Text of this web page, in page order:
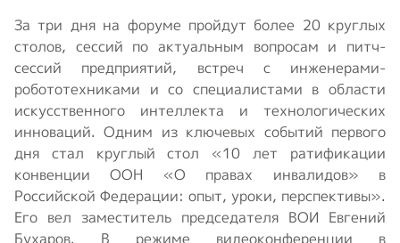
За три дня на форуме пройдут более 20 круглых
столов, сессий по актуальным вопросам и питч-
сессий предприятий, встреч с инженерами-
робототехниками и со специалистами в области
искусственного интеллекта и технологических
инноваций. Одним из ключевых событий первого
дня стал круглый стол «10 лет ратификации
конвенции ООН «О правах инвалидов» в
Российской Федерации: опыт, уроки, перспективы».
Его вел заместитель председателя ВОИ Евгений
Бухаров. В режиме видеоконференции в